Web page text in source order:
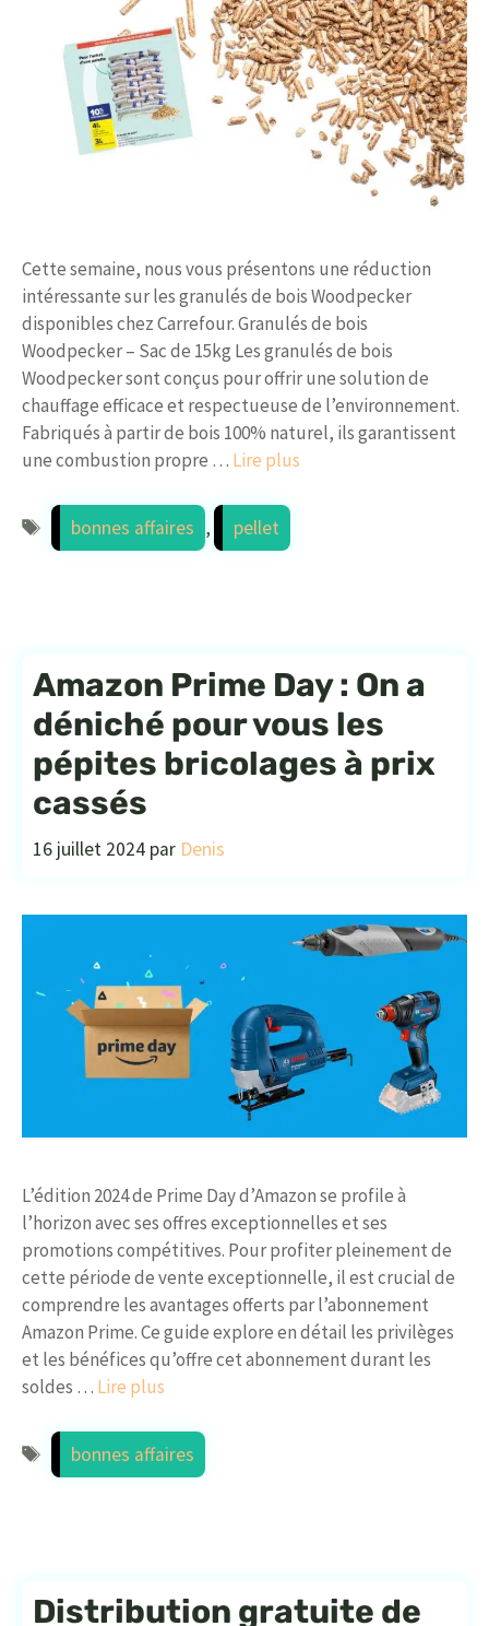
Cette semaine, nous vous présentons une réduction
intéressante sur les granulés de bois Woodpecker
disponibles chez Carrefour. Granulés de bois
Woodpecker – Sac de 15kg Les granulés de bois
Woodpecker sont conçus pour offrir une solution de
chauffage efficace et respectueuse de l’environnement.
Fabriqués à partir de bois 100% naturel, ils garantissent
une combustion propre … Lire plus
Étiquettes
bonnes affaires , pellet
Amazon Prime Day : On a
déniché pour vous les
pépites bricolages à prix
cassés
16 juillet 2024 par Denis
L’édition 2024 de Prime Day d’Amazon se profile à
l’horizon avec ses offres exceptionnelles et ses
promotions compétitives. Pour profiter pleinement de
cette période de vente exceptionnelle, il est crucial de
comprendre les avantages offerts par l’abonnement
Amazon Prime. Ce guide explore en détail les privilèges
et les bénéfices qu’offre cet abonnement durant les
soldes … Lire plus
Étiquettes
bonnes affaires
Distribution gratuite de